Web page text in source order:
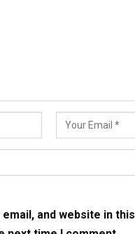
email, and website in this